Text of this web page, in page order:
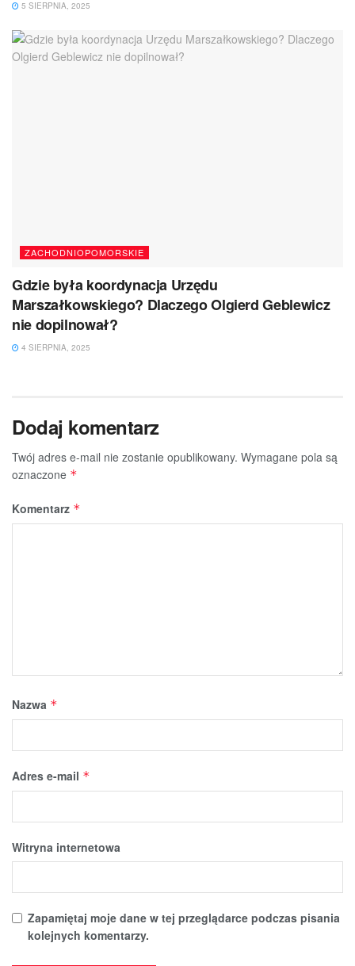
5 SIERPNIA, 2025
ZACHODNIOPOMORSKIE
Gdzie była koordynacja Urzędu
Marszałkowskiego? Dlaczego Olgierd Geblewicz
nie dopilnował?
4 SIERPNIA, 2025
Dodaj komentarz
Twój adres e-mail nie zostanie opublikowany. Wymagane pola są
oznaczone *
Komentarz *
Nazwa *
Adres e-mail *
Witryna internetowa
Zapamiętaj moje dane w tej przeglądarce podczas pisania
kolejnych komentarzy.